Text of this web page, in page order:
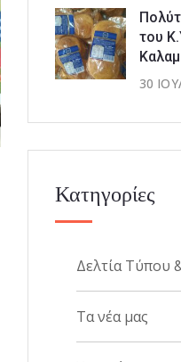
του
30
Κατηγορίες
Δελτία Τύπου
Τα νέα μας